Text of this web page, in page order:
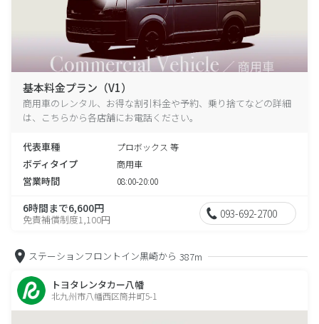
基本料金プラン（V1）
商用車のレンタル、お得な割引料金や予約、乗り捨てなどの詳細
は、こちらから各店舗にお電話ください。
代表車種 プロボックス 等
ボディタイプ 商用車
営業時間 08:00-20:00
6時間まで6,600円
免責補償制度1,100円 093-692-2700
ステーションフロントイン黒崎から 387m
トヨタレンタカー八幡
北九州市八幡西区筒井町5-1